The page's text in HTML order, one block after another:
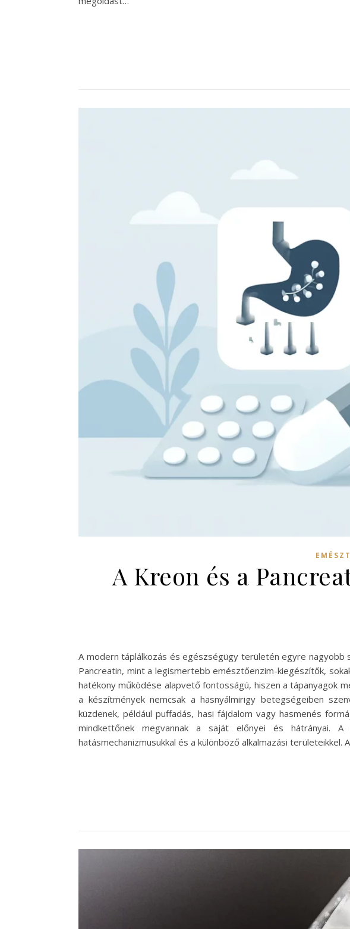
A Kreon és a
A modern táplálkozás és egészségügy területén egyre nagyobb
Pancreatin, mint a legismertebb emésztőenzim-kiegészítők,
hatékony működése alapvető fontosságú, hiszen a tápanyagok
a készítmények nemcsak a hasnyálmirigy betegségeiben
küzdenek, például puffadás, hasi fájdalom vagy hasmenés
mindkettőnek megvannak a saját előnyei és hátrányai.
hatásmechanizmusukkal és a különböző alkalmazási területeikkel.